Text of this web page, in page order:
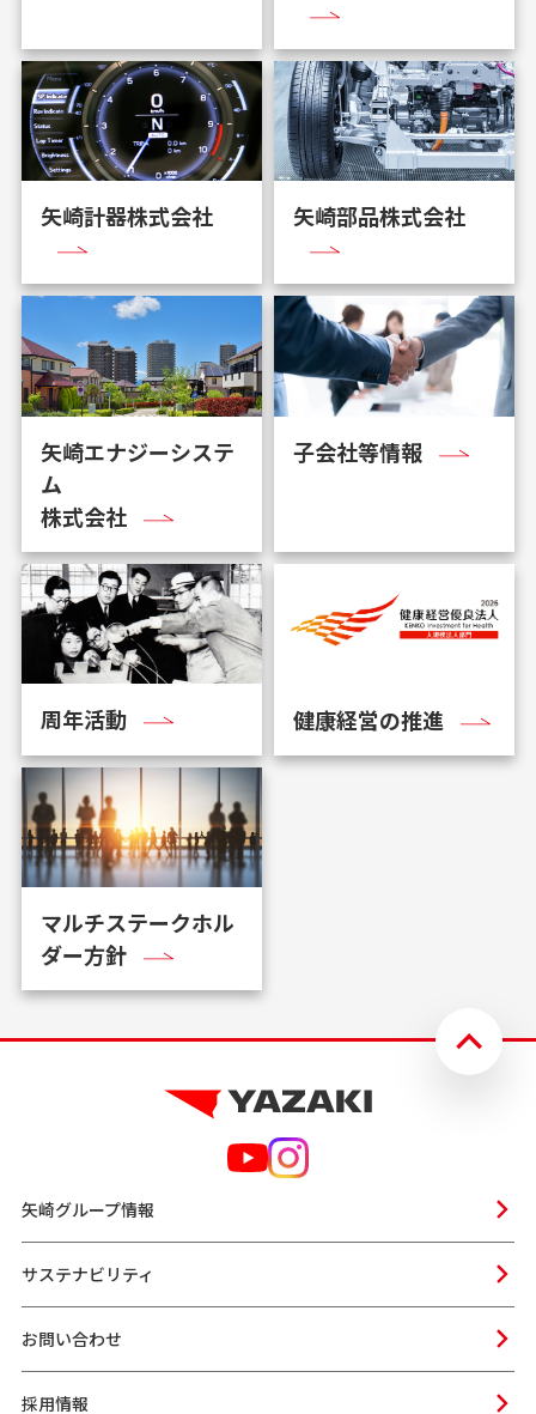
矢崎計器株式会社 矢崎部品株式会社
矢崎エナジーシステ
ム
株式会社
子会社等情報
周年活動 健康経営の推進
マルチステークホル
ダー方針
矢崎グループ情報
サステナビリティ
お問い合わせ
採用情報